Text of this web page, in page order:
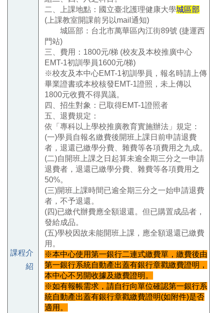
課程介
紹
二、上課地點：國立臺北護理健康大學城區部
(上課教室開課前另以mail通知)
城區部：台北市萬華區內江街89號 (捷運西
門站)
三、費用：1800元/梯 (校友及本校推廣中心
EMT-1初訓學員1600元/梯)
※校友及本中心EMT-1初訓學員，報名時請上傳
畢業證書或本校核發EMT-1證照，未上傳以
1800元收費不得異議。
四、招生對象：已取得EMT-1證照者
五、退費規定：
依「專科以上學校推廣教育實施辦法」規定：
(一)學員自報名繳費後開班上課日前申請退費
者，退還已繳學分費、雜費等各項費用之九成。
(二)自開班上課之日起算未逾全期三分之一申請
退費者，退還已繳學分費、雜費等各項費用之
50%。
(三)開班上課時間已逾全期三分之一始申請退費
者，不予退還。
(四)已繳代辦費應全額退還。但已購置成品者，
發給成品。
(五)學校因故未能開班上課，應全額退還已繳費
用。
※本中心使用第一銀行二連式繳費單，繳費後由
第一銀行系統自動產出蓋有銀行章戳繳費證明，
本中心不另開收據及繳費證明。
※如有報帳需求，請自行向單位確認第一銀行系
統自動產出蓋有銀行章戳繳費證明(如附件)是否
適用。